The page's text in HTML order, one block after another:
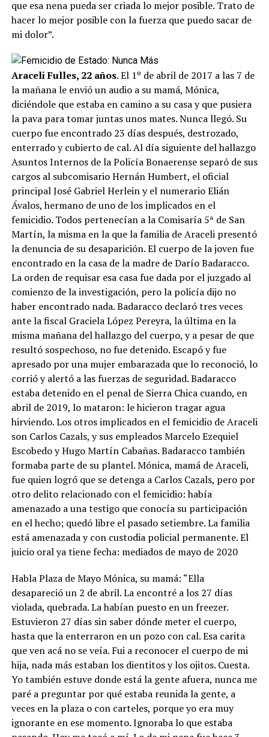
que esa nena pueda ser criada lo mejor posible. Trato de
hacer lo mejor posible con la fuerza que puedo sacar de
mi dolor”.
Araceli Fulles, 22 años. El 1º de abril de 2017 a las 7 de
la mañana le envió un audio a su mamá, Mónica,
diciéndole que estaba en camino a su casa y que pusiera
la pava para tomar juntas unos mates. Nunca llegó. Su
cuerpo fue encontrado 23 días después, destrozado,
enterrado y cubierto de cal. Al día siguiente del hallazgo
Asuntos Internos de la Policía Bonaerense separó de sus
cargos al subcomisario Hernán Humbert, el oficial
principal José Gabriel Herlein y el numerario Elián
Ávalos, hermano de uno de los implicados en el
femicidio. Todos pertenecían a la Comisaría 5ª de San
Martín, la misma en la que la familia de Araceli presentó
la denuncia de su desaparición. El cuerpo de la joven fue
encontrado en la casa de la madre de Darío Badaracco.
La orden de requisar esa casa fue dada por el juzgado al
comienzo de la investigación, pero la policía dijo no
haber encontrado nada. Badaracco declaró tres veces
ante la fiscal Graciela López Pereyra, la última en la
misma mañana del hallazgo del cuerpo, y a pesar de que
resultó sospechoso, no fue detenido. Escapó y fue
apresado por una mujer embarazada que lo reconoció, lo
corrió y alertó a las fuerzas de seguridad. Badaracco
estaba detenido en el penal de Sierra Chica cuando, en
abril de 2019, lo mataron: le hicieron tragar agua
hirviendo. Los otros implicados en el femicidio de Araceli
son Carlos Cazals, y sus empleados Marcelo Ezequiel
Escobedo y Hugo Martín Cabañas. Badaracco también
formaba parte de su plantel. Mónica, mamá de Araceli,
fue quien logró que se detenga a Carlos Cazals, pero por
otro delito relacionado con el femicidio: había
amenazado a una testigo que conocía su participación
en el hecho; quedó libre el pasado setiembre. La familia
está amenazada y con custodia policial permanente. El
juicio oral ya tiene fecha: mediados de mayo de 2020
Habla Plaza de Mayo Mónica, su mamá: “Ella
desapareció un 2 de abril. La encontré a los 27 días
violada, quebrada. La habían puesto en un freezer.
Estuvieron 27 días sin saber dónde meter el cuerpo,
hasta que la enterraron en un pozo con cal. Esa carita
que ven acá no se veía. Fui a reconocer el cuerpo de mi
hija, nada más estaban los dientitos y los ojitos. Cuesta.
Yo también estuve donde está la gente afuera, nunca me
paré a preguntar por qué estaba reunida la gente, a
veces en la plaza o con carteles, porque yo era muy
ignorante en ese momento. Ignoraba lo que estaba